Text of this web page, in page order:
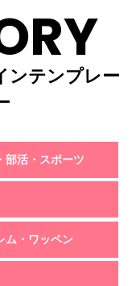
ンテンプレー
部活・スポーツ
ム・ワッペン